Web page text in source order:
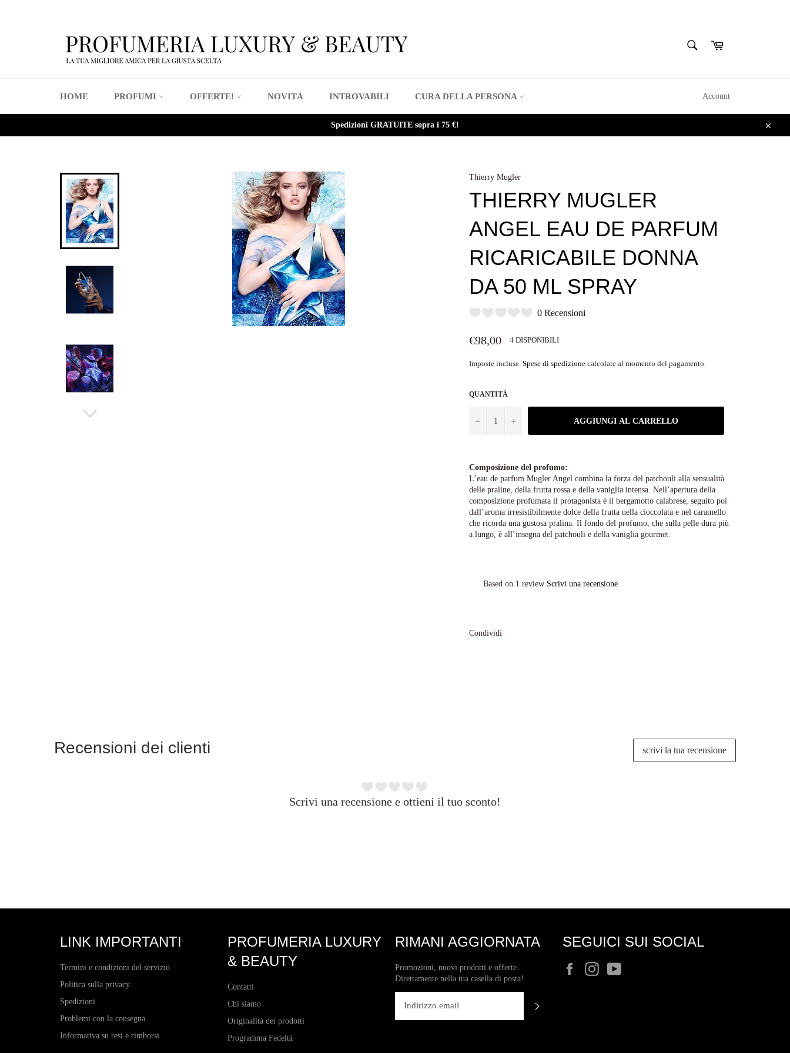
Carrello
HOME PROFUMI OFFERTE! NOVITÀ INTROVABILI CURA DELLA PERSONA Account
Spedizioni GRATUITE sopra i 75 €!
Chiudi
Thierry Mugler
THIERRY MUGLER
ANGEL EAU DE PARFUM
RICARICABILE DONNA
DA 50 ML SPRAY
0 Recensioni
Prezzo
di
€98,00 4 DISPONIBILI
Imposte incluse. Spese di spedizione calcolate al momento del pagamento.
QUANTITÀ
− + AGGIUNGI AL CARRELLO
Composizione del profumo:
L’eau de parfum Mugler Angel combina la forza del patchouli alla sensualità
delle praline, della frutta rossa e della vaniglia intensa. Nell’apertura della
composizione profumata il protagonista è il bergamotto calabrese, seguito poi
dall’aroma irresistibilmente dolce della frutta nella cioccolata e nel caramello
che ricorda una gustosa pralina. Il fondo del profumo, che sulla pelle dura più
a lungo, è all’insegna del patchouli e della vaniglia gourmet.
Based on 1 review Scrivi una recensione
Condividi
Recensioni dei clienti scrivi la tua recensione
Scrivi una recensione e ottieni il tuo sconto!
LINK IMPORTANTI
Termini e condizioni del servizio
Politica sulla privacy
Spedizioni
Problemi con la consegna
Informativa su resi e rimborsi
PROFUMERIA LUXURY
& BEAUTY
Contatti
Chi siamo
Originalità dei prodotti
Programma Fedeltà
RIMANI AGGIORNATA
Promozioni, nuovi prodotti e offerte.
Direttamente nella tua casella di posta!
SEGUICI SUI SOCIAL
FacebookInstagram